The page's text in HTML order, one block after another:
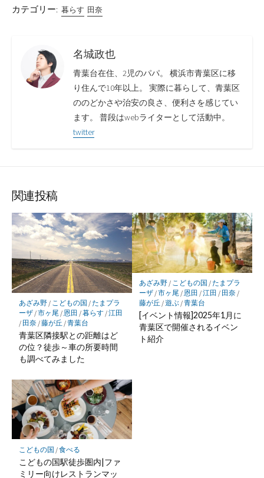
カテゴリー: 暮らす 田奈
名城政也
青葉台在住、2児のパパ。 横浜市青葉区に移
り住んで10年以上。 実際に暮らして、青葉区
ののどかさや治安の良さ、便利さを感じてい
ます。 普段はwebライターとして活動中。
twitter
関連投稿
あざみ野/ こどもの国 /たまプラ
ーザ/市ヶ尾/恩田 /暮らす/江田
/ 田奈/藤が丘 /青葉台
青葉区隣接駅との距離はど
の位？徒歩～車の所要時間
も調べてみました
あざみ野/ こどもの国 /たまプラ
ーザ/市ヶ尾/恩田 /江田 / 田奈/
藤が丘 /遊ぶ/青葉台
[イベント情報]2025年1月に
青葉区で開催されるイベン
ト紹介
こどもの国 /食べる
こどもの国駅徒歩圏内|ファ
ミリー向けレストランマッ